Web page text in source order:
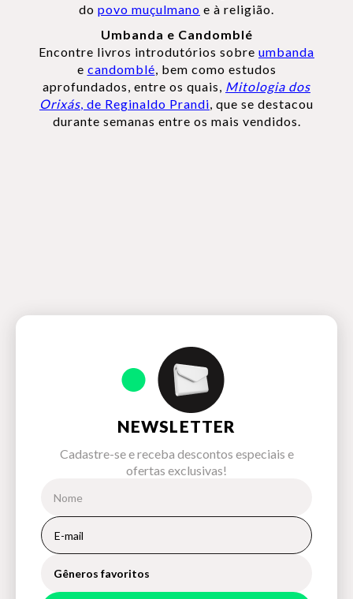
do povo muçulmano e à religião.
Umbanda e Candomblé
Encontre livros introdutórios sobre umbanda
e candomblé, bem como estudos
aprofundados, entre os quais, Mitologia dos
Orixás, de Reginaldo Prandi, que se destacou
durante semanas entre os mais vendidos.
NEWSLETTER
Cadastre-se e receba descontos especiais e
ofertas exclusivas!
Gêneros favoritos